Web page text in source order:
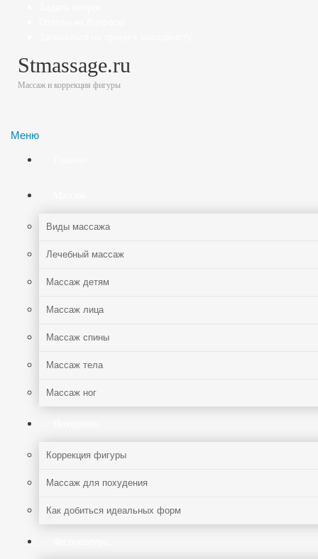
Stmassage.ru
Массаж и коррекция фигуры
Меню
Виды массажа
Лечебный массаж
Массаж детям
Массаж лица
Массаж спины
Массаж тела
Массаж ног
Коррекция фигуры
Массаж для похудения
Как добиться идеальных форм